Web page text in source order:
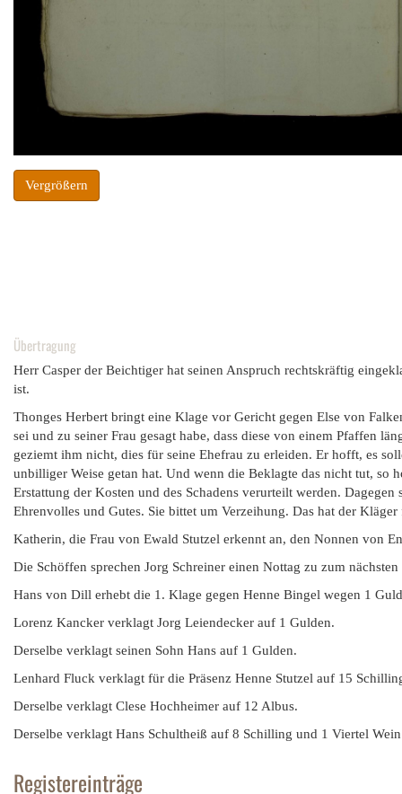
Vergrößern
Übertragung
Herr Casper der Beichtiger hat seinen Anspruch rechtskräftig
ist.
Thonges Herbert bringt eine Klage vor Gericht gegen Else von
sei und zu seiner Frau gesagt habe, dass diese von einem Pfaffen
geziemt ihm nicht, dies für seine Ehefrau zu erleiden. Er hofft, es
unbilliger Weise getan hat. Und wenn die Beklagte das nicht tut, so
Erstattung der Kosten und des Schadens verurteilt werden.
Ehrenvolles und Gutes. Sie bittet um Verzeihung. Das hat der
Katherin, die Frau von Ewald Stutzel erkennt an, den Nonnen von
Die Schöffen sprechen Jorg Schreiner einen Nottag zu zum
Hans von Dill erhebt die 1. Klage gegen Henne Bingel wegen 1
Lorenz Kancker verklagt Jorg Leiendecker auf 1 Gulden.
Derselbe verklagt seinen Sohn Hans auf 1 Gulden.
Lenhard Fluck verklagt für die Präsenz Henne Stutzel auf 15
Derselbe verklagt Clese Hochheimer auf 12 Albus.
Derselbe verklagt Hans Schultheiß auf 8 Schilling und 1 Viertel
Registereinträge